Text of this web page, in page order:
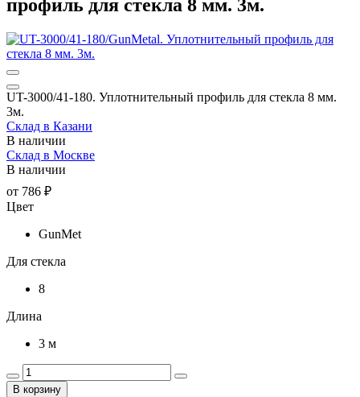
профиль для стекла 8 мм. 3м.
UT-3000/41-180. Уплотнительный профиль для стекла 8 мм.
3м.
Склад в Казани
В наличии
Склад в Москве
В наличии
от 786 ₽
Цвет
GunMet
Для стекла
8
Длина
3 м
В корзину